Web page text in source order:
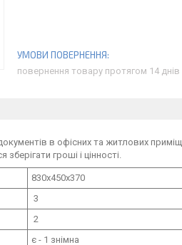
повернення товару протягом 14 днів
в офісних та житлових
гроші і цінності.
830х450х370
3
2
є - 1 знімна